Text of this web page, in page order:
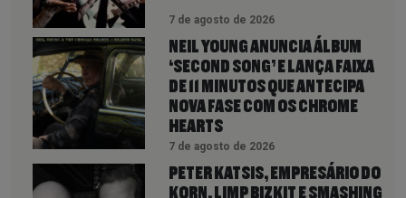
7 de agosto de 2026
NEIL YOUNG ANUNCIA ÁLBUM
‘SECOND SONG’ E LANÇA FAIXA
DE 11 MINUTOS QUE ANTECIPA
NOVA FASE COM OS CHROME
HEARTS
7 de agosto de 2026
PETER KATSIS, EMPRESÁRIO DO
KORN, LIMP BIZKIT E SMASHING